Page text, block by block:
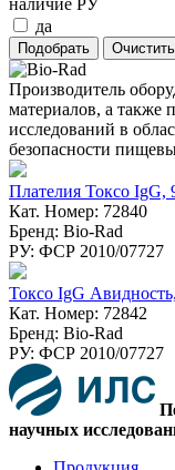
да
Производитель
материалов, а также
исследований в
безопасности
Плателия Токсо IgG,
Кат. Номер: 72840
Бренд: Bio-Rad
РУ: ФСР 2010/07727
Токсо IgG
Кат. Номер: 72842
Бренд: Bio-Rad
РУ: ФСР 2010/07727
научных